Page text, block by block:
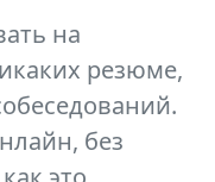
на
резюме,
без